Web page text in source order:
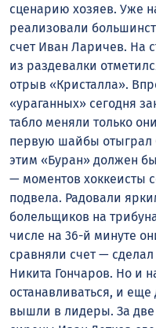
сценарию хозяев. Уже
реализовали
счет Иван Ларичев. На
из раздевалки
отрыв «Кристалла».
«ураганных» сегодня
табло меняли только
первую шайбы отыграл
этим «Буран» должен
— моментов хоккеисты
подвела. Радовали
болельщиков на
числе на 36-й минуте
сравняли счет —
Никита Гончаров. Но и
останавливаться, и
вышли в лидеры. За